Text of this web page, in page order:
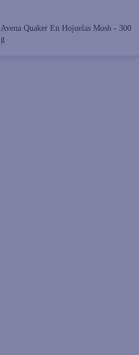
Avena Quaker En Hojuelas Mosh - 300
g